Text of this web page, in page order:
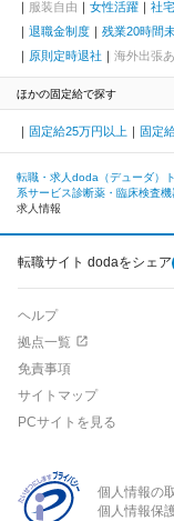
服装自由
女性活躍 社
退職金制度
残業20時間
原則定時退社
海外出張
ほかの固定給で探す
固定給25万円以上 固定
転職・求人doda（デューダ）
系サービス診断薬・臨床検査
求人情報
転職サイト dodaをシェア
ヘルプ
拠点一覧
免責事項
サイトマップ
PCサイトを見る
個人情報の
個人情報保